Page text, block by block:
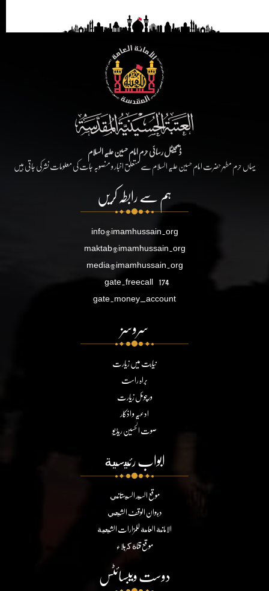
ڈیجیٹل رسائی حرم امام حسین علیہ السلام
یہاں حرم مطہر حضرت امام حسین علیہ السلام سے متعلق اخبار و منصوبہ جات کی معلومات نشر کی جاتی ہیں
ہم سے رابطہ کریں
info@imamhussain.org
maktab@imamhussain.org
media@imamhussain.org
gate.freecall 174
gate.money_account
سروسز
نیابت میں زیارت
براہ راست
ورچوئل زیارت
ادعیہ و اذکار
صوت الحسین ریڈیو
ابواب رئيسية
موقع السيد السيستاني
ديوان الوقف الشيعي
الامانة العامة للمزارات الشيعية
موقع قناة كربلاء
دوست ویبسائٹس